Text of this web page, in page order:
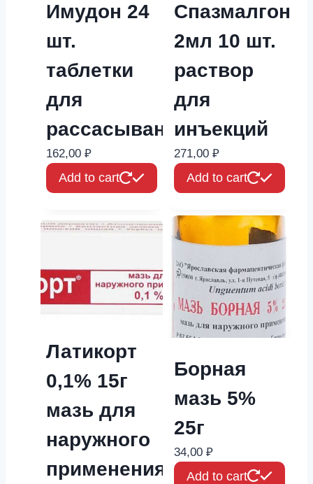
Имудон 24
шт.
таблетки
для
рассасывания
162,00 ₽
Add to cart
Спазмалгон
2мл 10 шт.
раствор
для
инъекций
271,00 ₽
Add to cart
Латикорт
0,1% 15г
мазь для
наружного
применения
Борная
мазь 5%
25г
34,00 ₽
Add to cart